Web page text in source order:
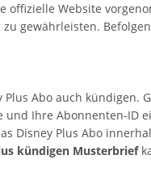
offizielle Website
gewährleisten.
Abo auch
und Ihre Abonnenten-
Disney Plus Abo
kündigen Musterbrief